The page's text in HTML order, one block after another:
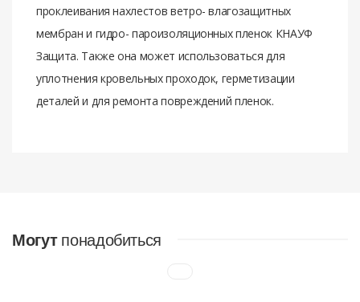
проклеивания нахлестов ветро- влагозащитных
мембран и гидро- пароизоляционных пленок КНАУФ
Защита. Также она может использоваться для
уплотнения кровельных проходок, герметизации
деталей и для ремонта повреждений пленок.
Могут понадобиться